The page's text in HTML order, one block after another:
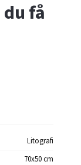
få
Litografi
70x50 cm